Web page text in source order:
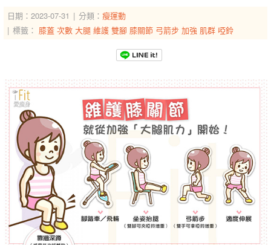
日期：2023-07-31 分類： 瘦運動
標籤： 膝蓋 次數 大腿 維護 雙腳 膝關節 弓箭步 加強 肌群 啞鈴